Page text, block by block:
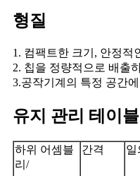
형질
1. 컴팩트한 크기, 안정적
2. 칩을 정량적으로 배출
3.공작기계의 특정 공간
유지 관리 테이
하위 어셈블
리/
간격 일